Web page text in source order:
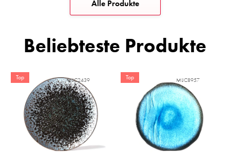
Alle Produkte
Beliebteste Produkte
Top MIJC2439 Top MIJC8957